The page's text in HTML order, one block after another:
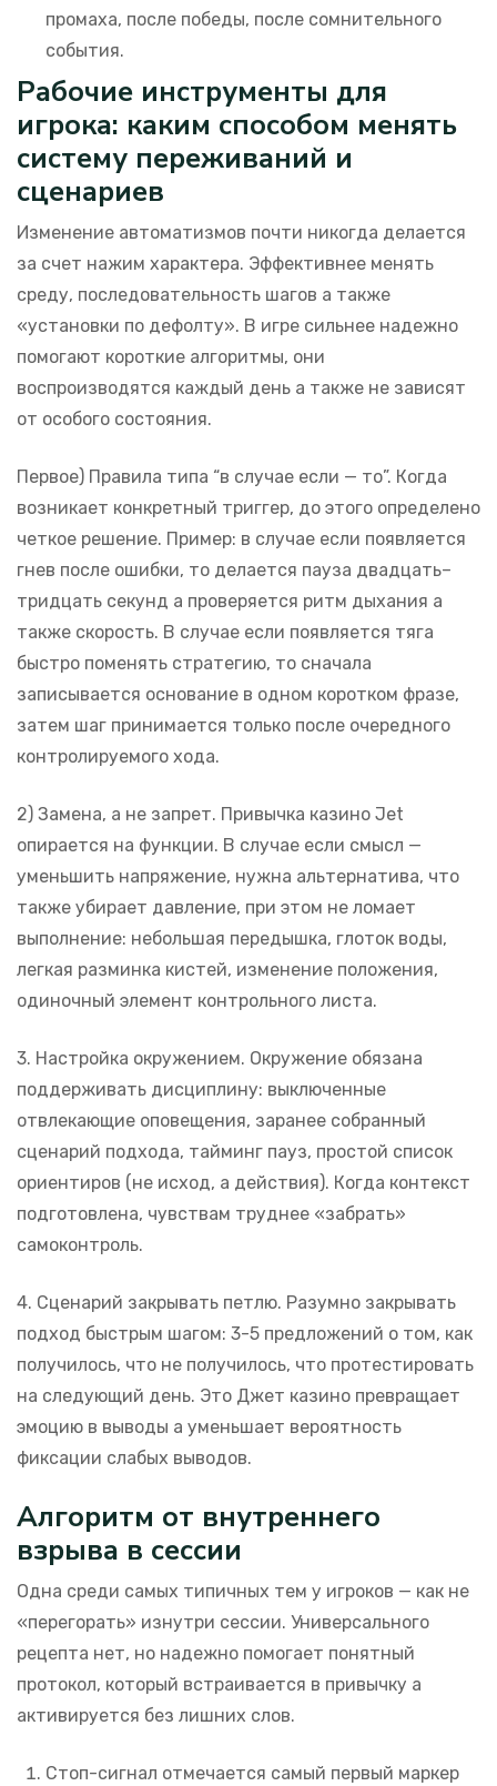
промаха, после победы, после сомнительного
события.
Рабочие инструменты для
игрока: каким способом менять
систему переживаний и
сценариев
Изменение автоматизмов почти никогда делается
за счет нажим характера. Эффективнее менять
среду, последовательность шагов а также
«установки по дефолту». В игре сильнее надежно
помогают короткие алгоритмы, они
воспроизводятся каждый день а также не зависят
от особого состояния.
Первое) Правила типа “в случае если — то”. Когда
возникает конкретный триггер, до этого определено
четкое решение. Пример: в случае если появляется
гнев после ошибки, то делается пауза двадцать–
тридцать секунд а проверяется ритм дыхания а
также скорость. В случае если появляется тяга
быстро поменять стратегию, то сначала
записывается основание в одном коротком фразе,
затем шаг принимается только после очередного
контролируемого хода.
2) Замена, а не запрет. Привычка казино Jet
опирается на функции. В случае если смысл —
уменьшить напряжение, нужна альтернатива, что
также убирает давление, при этом не ломает
выполнение: небольшая передышка, глоток воды,
легкая разминка кистей, изменение положения,
одиночный элемент контрольного листа.
3. Настройка окружением. Окружение обязана
поддерживать дисциплину: выключенные
отвлекающие оповещения, заранее собранный
сценарий подхода, тайминг пауз, простой список
ориентиров (не исход, а действия). Когда контекст
подготовлена, чувствам труднее «забрать»
самоконтроль.
4. Сценарий закрывать петлю. Разумно закрывать
подход быстрым шагом: 3-5 предложений о том, как
получилось, что не получилось, что протестировать
на следующий день. Это Джет казино превращает
эмоцию в выводы а уменьшает вероятность
фиксации слабых выводов.
Алгоритм от внутреннего
взрыва в сессии
Одна среди самых типичных тем у игроков — как не
«перегорать» изнутри сессии. Универсального
рецепта нет, но надежно помогает понятный
протокол, который встраивается в привычку а
активируется без лишних слов.
Стоп-сигнал отмечается самый первый маркер